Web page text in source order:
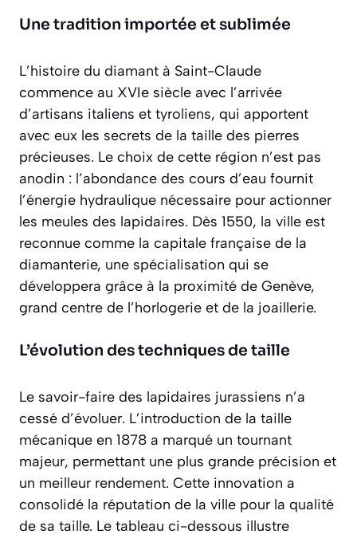
Une tradition importée et sublimée
L’histoire du diamant à Saint-Claude
commence au XVIe siècle avec l’arrivée
d’artisans italiens et tyroliens, qui apportent
avec eux les secrets de la taille des pierres
précieuses. Le choix de cette région n’est pas
anodin : l’abondance des cours d’eau fournit
l’énergie hydraulique nécessaire pour actionner
les meules des lapidaires. Dès 1550, la ville est
reconnue comme la capitale française de la
diamanterie, une spécialisation qui se
développera grâce à la proximité de Genève,
grand centre de l’horlogerie et de la joaillerie.
L’évolution des techniques de taille
Le savoir-faire des lapidaires jurassiens n’a
cessé d’évoluer. L’introduction de la taille
mécanique en 1878 a marqué un tournant
majeur, permettant une plus grande précision et
un meilleur rendement. Cette innovation a
consolidé la réputation de la ville pour la qualité
de sa taille. Le tableau ci-dessous illustre